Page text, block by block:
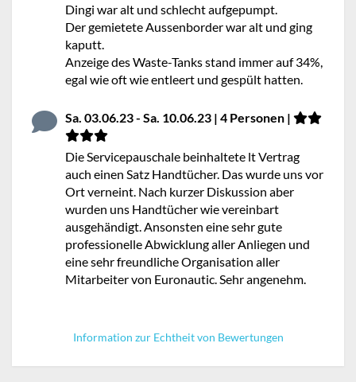
Dingi war alt und schlecht aufgepumpt.
Der gemietete Aussenborder war alt und ging
kaputt.
Anzeige des Waste-Tanks stand immer auf 34%,
egal wie oft wie entleert und gespült hatten.
Sa. 03.06.23 - Sa. 10.06.23 | 4 Personen |
Die Servicepauschale beinhaltete lt Vertrag
auch einen Satz Handtücher. Das wurde uns vor
Ort verneint. Nach kurzer Diskussion aber
wurden uns Handtücher wie vereinbart
ausgehändigt. Ansonsten eine sehr gute
professionelle Abwicklung aller Anliegen und
eine sehr freundliche Organisation aller
Mitarbeiter von Euronautic. Sehr angenehm.
Information zur Echtheit von Bewertungen